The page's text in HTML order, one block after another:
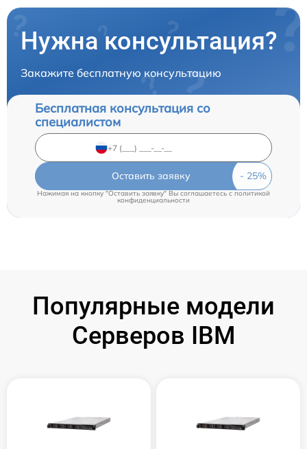
Нужна консультация?
Закажите бесплатную консультацию
Бесплатная консультация со
специалистом
Оставить заявку
Нажимая на кнопку "Оставить заявку" Вы соглашаетесь c политикой
конфиденциальности
Популярные модели
Серверов IBM